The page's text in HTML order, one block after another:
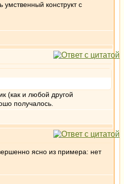
конструкт с
(как и любой другой
получалось.
ясно из примера: нет